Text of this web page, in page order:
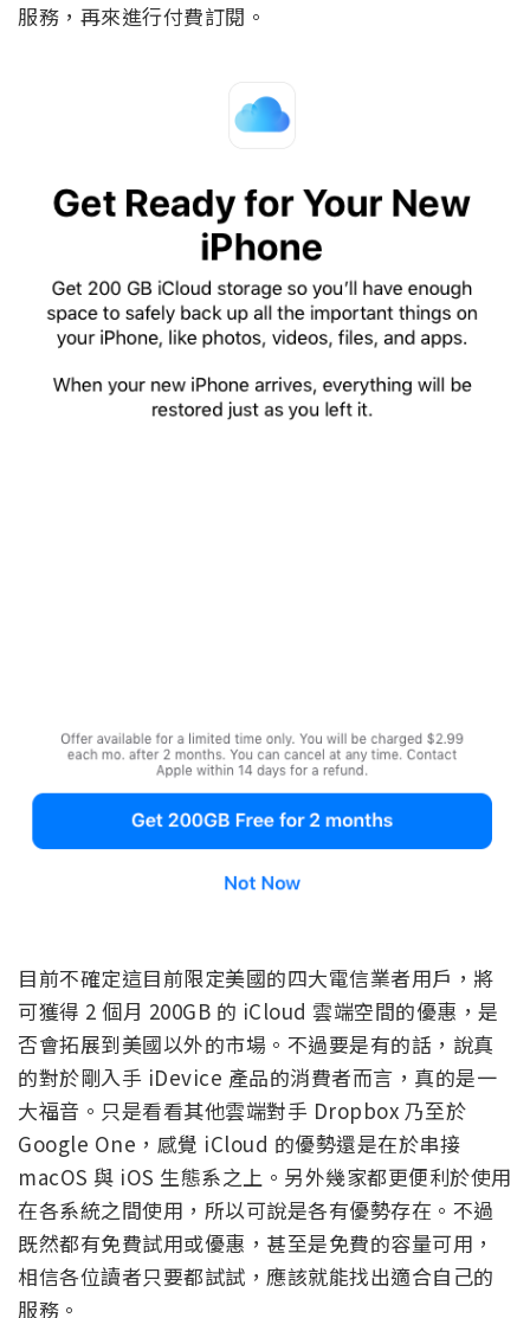
服務，再來進行付費訂閱。
目前不確定這目前限定美國的四大電信業者用戶，將
可獲得 2 個月 200GB 的 iCloud 雲端空間的優惠，是
否會拓展到美國以外的市場。不過要是有的話，說真
的對於剛入手 iDevice 產品的消費者而言，真的是一
大福音。只是看看其他雲端對手 Dropbox 乃至於
Google One，感覺 iCloud 的優勢還是在於串接
macOS 與 iOS 生態系之上。另外幾家都更便利於使用
在各系統之間使用，所以可說是各有優勢存在。不過
既然都有免費試用或優惠，甚至是免費的容量可用，
相信各位讀者只要都試試，應該就能找出適合自己的
服務。